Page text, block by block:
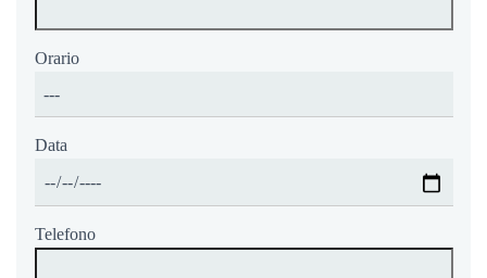
Orario
Data
Telefono